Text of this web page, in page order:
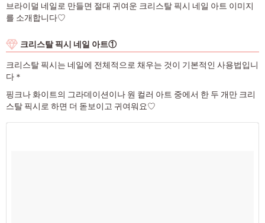
브라이덜 네일로 만들면 절대 귀여운 크리스탈 픽시 네일 아트 이미지
를 소개합니다♡
크리스탈 픽시 네일 아트①
크리스탈 픽시는 네일에 전체적으로 채우는 것이 기본적인 사용법입니
다＊
핑크나 화이트의 그라데이션이나 원 컬러 아트 중에서 한 두 개만 크리
스탈 픽시로 하면 더 돋보이고 귀여워요♡